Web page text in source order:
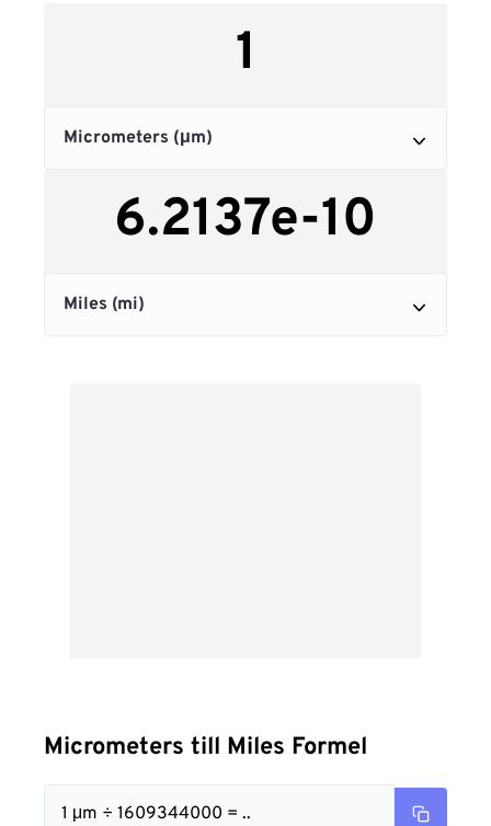
Micrometers till Miles Formel
1 μm ÷ 1609344000 = ..